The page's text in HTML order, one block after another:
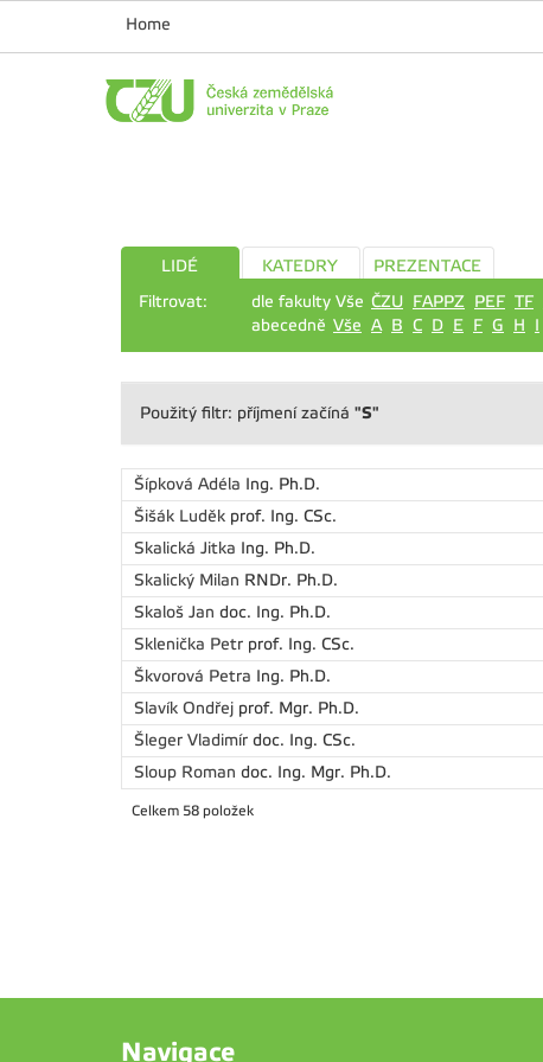
Home
LIDÉ KATEDRY
PREZENTACE
Filtrovat:
dle fakulty Vše ČZU FAPPZ PEF TF
abecedně Vše A B C D E F G H I
Použitý filtr: příjmení začíná "S"
Šípková Adéla Ing. Ph.D.
Šišák Luděk prof. Ing. CSc.
Skalická Jitka Ing. Ph.D.
Skalický Milan RNDr. Ph.D.
Skaloš Jan doc. Ing. Ph.D.
Sklenička Petr prof. Ing. CSc.
Škvorová Petra Ing. Ph.D.
Slavík Ondřej prof. Mgr. Ph.D.
Šleger Vladimír doc. Ing. CSc.
Sloup Roman doc. Ing. Mgr. Ph.D.
Celkem 58 položek
Navigace